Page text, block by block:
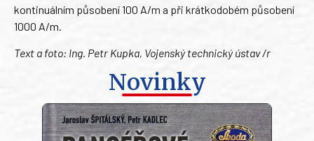
kontinuálním působení 100 A/m a při krátkodobém působení
1000 A/m.
Text a foto: Ing. Petr Kupka, Vojenský technický ústav /r
Novinky